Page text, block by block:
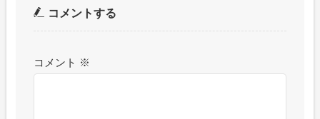
コメントする
コメント ※